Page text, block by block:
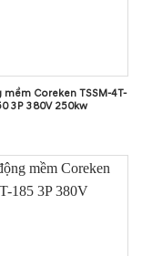
mềm Coreken TSSM-4T-
3P 380V 250kw